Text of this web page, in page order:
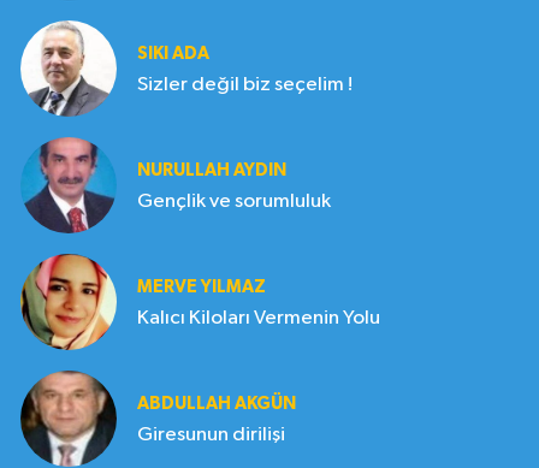
SIKI ADA
Sizler değil biz seçelim !
NURULLAH AYDIN
Gençlik ve sorumluluk
MERVE YILMAZ
Kalıcı Kiloları Vermenin Yolu
ABDULLAH AKGÜN
Giresunun dirilişi